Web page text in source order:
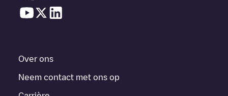
Over ons
Neem contact met ons op